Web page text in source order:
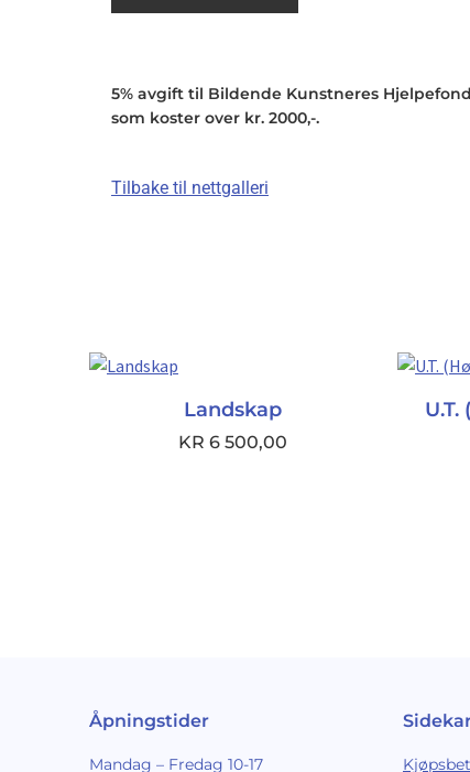
5% avgift til Bildende Kunstneres
som koster over kr. 2000,-.
Tilbake til nettgalleri
Landskap
KR 6 500,00
Åpningstider
Mandag – Fredag 10-17